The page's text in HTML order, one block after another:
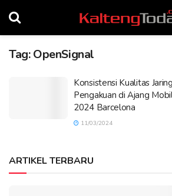
Tag:OpenSignal
Konsistensi Kualitas
Pengakuan di Ajang
2024 Barcelona
11/03/2024
ARTIKEL TERBARU